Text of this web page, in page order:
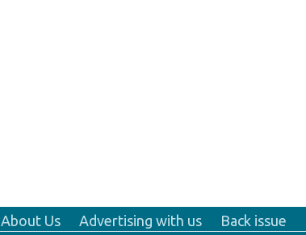
About Us Advertising with us Back issue